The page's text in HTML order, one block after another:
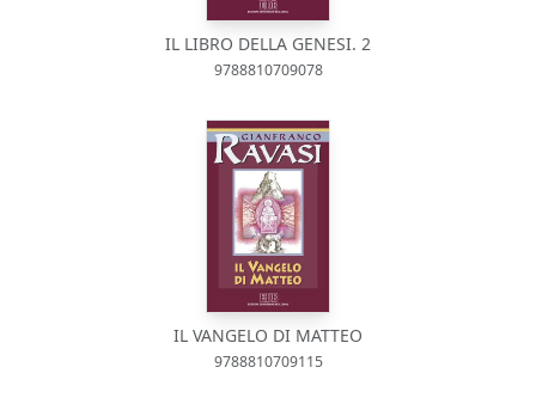
IL LIBRO DELLA GENESI. 2
9788810709078
IL VANGELO DI MATTEO
9788810709115